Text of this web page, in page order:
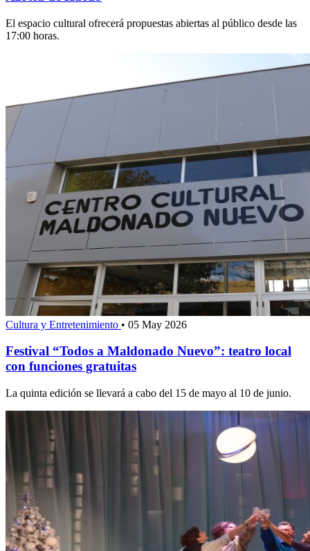
El espacio cultural ofrecerá propuestas abiertas al público desde las
17:00 horas.
Cultura y Entretenimiento • 05 May 2026
Festival “Todos a Maldonado Nuevo”: teatro local
con funciones gratuitas
La quinta edición se llevará a cabo del 15 de mayo al 10 de junio.